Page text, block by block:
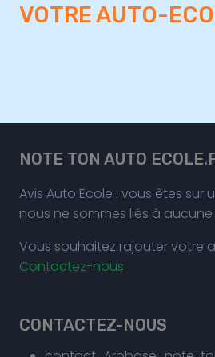
VOTRE AUTO-
NOTE TON AUTO
Avis Auto Ecole : vous êtes sur
nous ne sommes liés à
Vous souhaitez rajouter votre
Contactez-nous
CONTACTEZ-NOUS